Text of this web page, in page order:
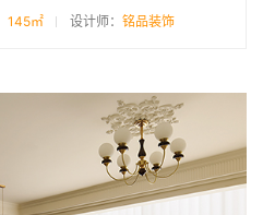
145㎡ 设计师： 铭品装饰